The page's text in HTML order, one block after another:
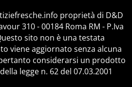
proprietà di D&D
310 - 00184 Roma RM - P.Iva
sito non è una testata
viene aggiornato senza alcuna
considerarsi un prodotto
legge n. 62 del 07.03.2001